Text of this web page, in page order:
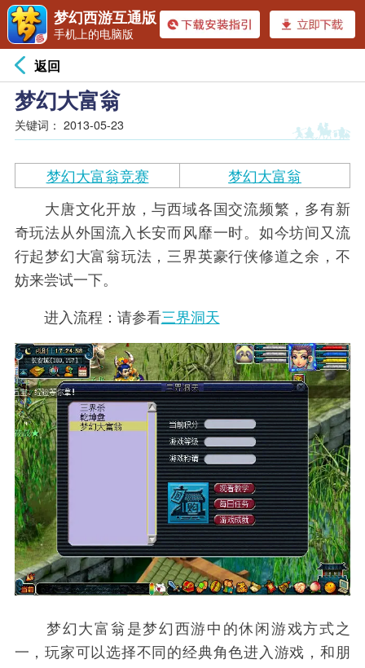
返回
梦幻大富翁
关键词： 2013-05-23
梦幻大富翁竞赛
梦幻大富翁
大唐文化开放，与西域各国交流频繁，多有新
奇玩法从外国流入长安而风靡一时。如今坊间又流
行起梦幻大富翁玩法，三界英豪行侠修道之余，不
妨来尝试一下。
进入流程：请参看三界洞天
梦幻大富翁是梦幻西游中的休闲游戏方式之
一，玩家可以选择不同的经典角色进入游戏，和朋
梦幻西游互通版
手机上的电脑版